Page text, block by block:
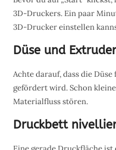
3D-Druckers. Ein paar
3D-Drucker einstellen
Düse und Extruder
Achte darauf, dass die
gefördert wird. Schon
Materialfluss stören.
Druckbett